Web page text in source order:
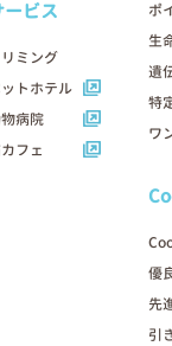
ービス
リミング
トホテル
病院
フェ
ポ
生
遺
特
ワ
優
先
引